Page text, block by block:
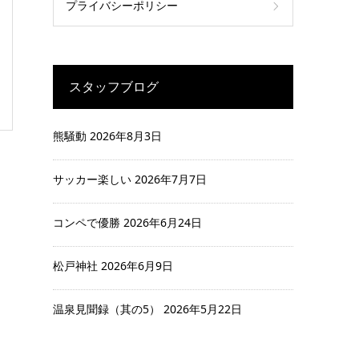
プライバシーポリシー
スタッフブログ
熊騒動 2026年8月3日
サッカー楽しい 2026年7月7日
コンペで優勝 2026年6月24日
松戸神社 2026年6月9日
温泉見聞録（其の5） 2026年5月22日